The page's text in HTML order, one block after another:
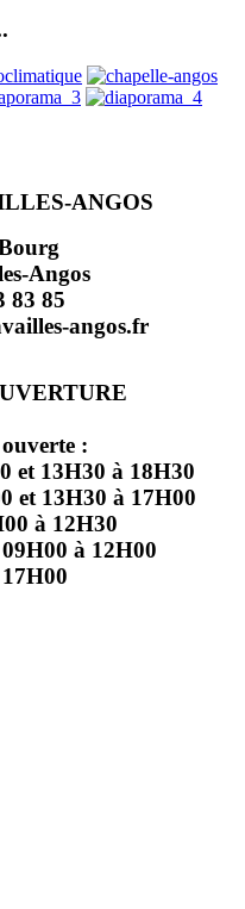
ANGOS
Angos
83 85
angos.fr
:
et 13H30 à 18H30
et 13H30 à 17H00
à 12H30
à 12H00